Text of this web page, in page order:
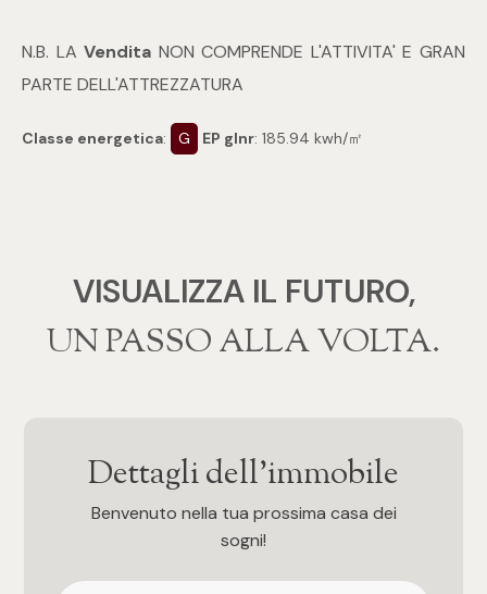
N.B. LAVendita NON COMPRENDE L'ATTIVITA' E GRAN
PARTE DELL'ATTREZZATURA
Classe energetica: G EP glnr: 185.94 kwh/㎡
VISUALIZZA IL FUTURO,
‍‍UN PASSO ALLA VOLTA.
Dettagli dell'immobile
Benvenuto nella tua prossima casa dei
sogni!
Totale